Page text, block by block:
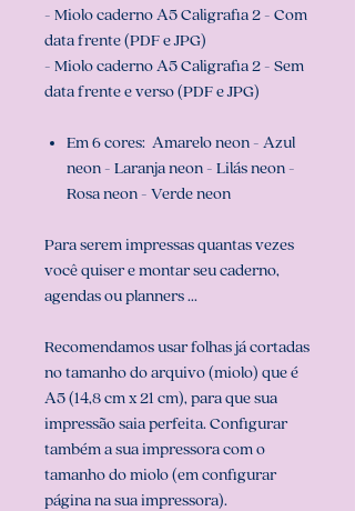
- Miolo caderno A5 Caligrafia 2 - Com
data frente (PDF e JPG)
- Miolo caderno A5 Caligrafia 2 - Sem
data frente e verso (PDF e JPG)
Em 6 cores: Amarelo neon - Azul
neon - Laranja neon - Lilás neon -
Rosa neon - Verde neon
Para serem impressas quantas vezes
você quiser e montar seu caderno,
agendas ou planners ...
Recomendamos usar folhas já cortadas
no tamanho do arquivo (miolo) que é
A5 (14,8 cm x 21 cm), para que sua
impressão saia perfeita. Configurar
também a sua impressora com o
tamanho do miolo (em configurar
página na sua impressora).